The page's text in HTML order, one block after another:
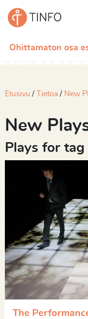
Ohittamaton osa
Etusivu Tietoa New
New
Plays for tag
The